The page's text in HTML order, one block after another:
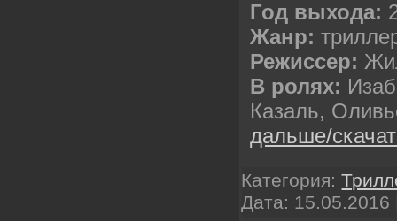
Год выхода:
Жанр:
Режиссер:
В ролях:
Казаль,
дальше/
Категория:
Дата: 15.05.2016